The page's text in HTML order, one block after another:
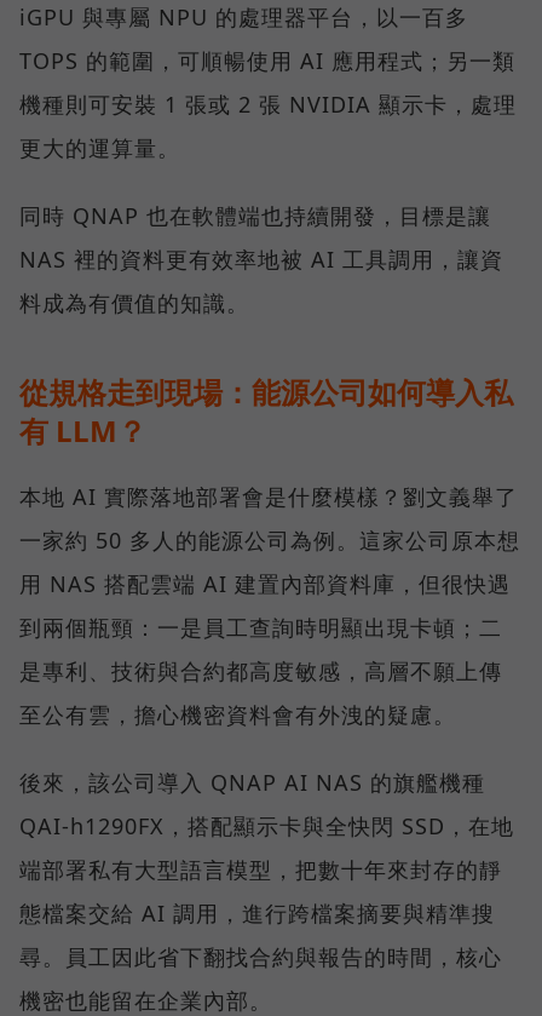
iGPU 與專屬 NPU 的處理器平台，以一百多
TOPS 的範圍，可順暢使用 AI 應用程式；另一類
機種則可安裝 1 張或 2 張 NVIDIA 顯示卡，處理
更大的運算量。
同時 QNAP 也在軟體端也持續開發，目標是讓
NAS 裡的資料更有效率地被 AI 工具調用，讓資
料成為有價值的知識。
從規格走到現場：能源公司如何導入私
有 LLM？
本地 AI 實際落地部署會是什麼模樣？劉文義舉了
一家約 50 多人的能源公司為例。這家公司原本想
用 NAS 搭配雲端 AI 建置內部資料庫，但很快遇
到兩個瓶頸：一是員工查詢時明顯出現卡頓；二
是專利、技術與合約都高度敏感，高層不願上傳
至公有雲，擔心機密資料會有外洩的疑慮。
後來，該公司導入 QNAP AI NAS 的旗艦機種
QAI-h1290FX，搭配顯示卡與全快閃 SSD，在地
端部署私有大型語言模型，把數十年來封存的靜
態檔案交給 AI 調用，進行跨檔案摘要與精準搜
尋。員工因此省下翻找合約與報告的時間，核心
機密也能留在企業內部。